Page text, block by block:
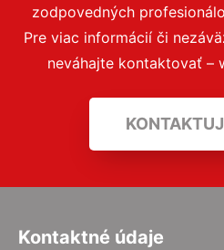
zodpovedných
Pre viac informácií či
neváhajte kontaktovať –
Kontaktné údaje